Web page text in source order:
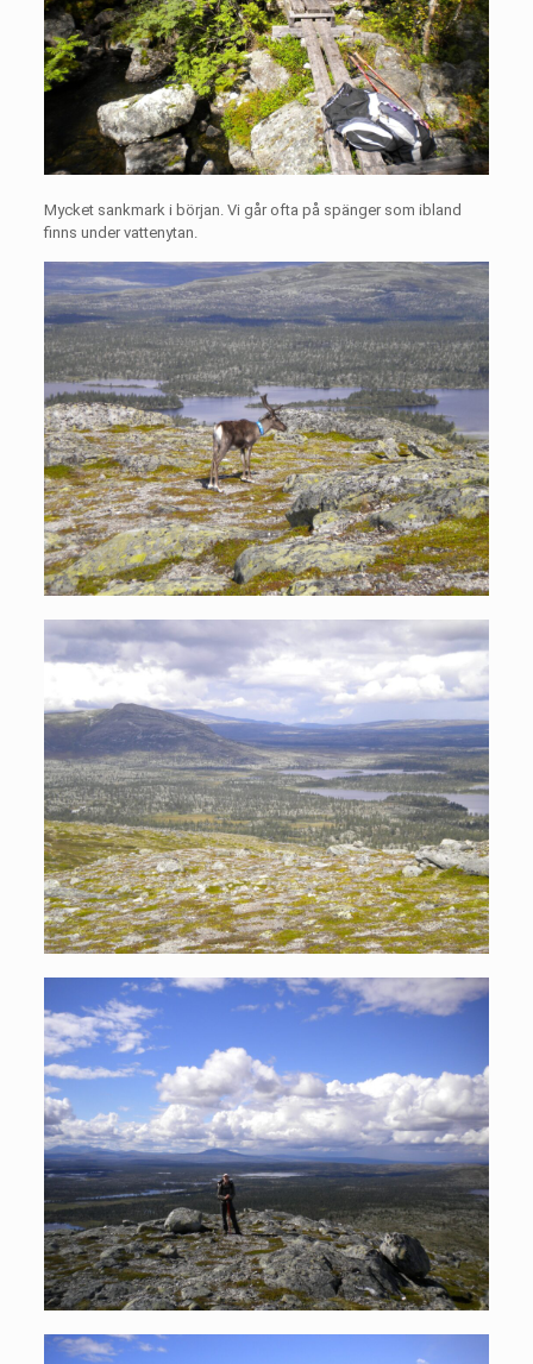
Mycket sankmark i början. Vi går ofta på spänger som ibland
finns under vattenytan.